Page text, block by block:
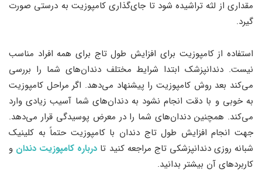
مقداری از لثه تراشیده شود تا جای‌گذاری کامپوزیت به درستی صورت
گیرد.
استفاده از کامپوزیت برای افزایش طول تاج برای همه افراد مناسب
نیست. دندانپزشک ابتدا شرایط مختلف دندان‌های شما را بررسی
می‌کند بعد روش کامپوزیت را پیشنهاد می‌دهد. اگر مراحل کامپوزیت
به خوبی و با دقت انجام نشود به دندان‌های شما آسیب زیادی وارد
می‌کند. همچنین دندان‌های شما را در معرض پوسیدگی قرار می‌دهد.
جهت انجام افزایش طول تاج دندان با کامپوزیت حتماً به کلینیک
شبانه روزی دندانپزشکی تاج مراجعه کنید تا درباره کامپوزیت دندان و
کاربردهای آن بیشتر بدانید.